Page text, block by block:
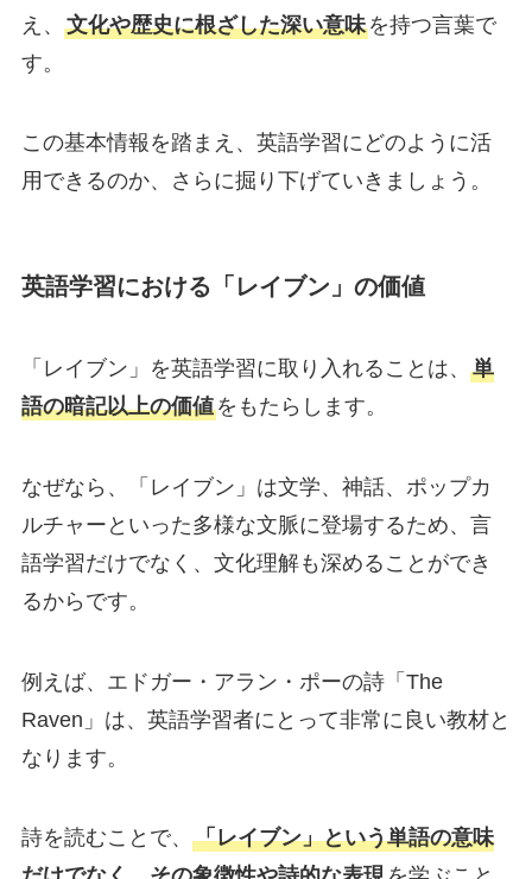
え、 文化や歴史に根ざした深い意味を持つ言葉で
す。
この基本情報を踏まえ、英語学習にどのように活
用できるのか、さらに掘り下げていきましょう。
英語学習における「レイブン」の価値
「レイブン」を英語学習に取り入れることは、 単
語の暗記以上の価値をもたらします。
なぜなら、「レイブン」は文学、神話、ポップカ
ルチャーといった多様な文脈に登場するため、言
語学習だけでなく、文化理解も深めることができ
るからです。
例えば、エドガー・アラン・ポーの詩「The
Raven」は、英語学習者にとって非常に良い教材と
なります。
詩を読むことで、 「レイブン」という単語の意味